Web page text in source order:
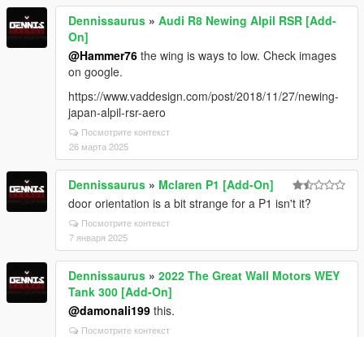
Dennissaurus » Audi R8 Newing Alpil RSR [Add-
On]
@Hammer76 the wing is ways to low. Check images
on google.
https://www.vaddesign.com/post/2018/11/27/newing-
japan-alpil-rsr-aero
Посмотрите контекст
26 марта 2025
Dennissaurus » Mclaren P1 [Add-On]
door orientation is a bit strange for a P1 isn't it?
Посмотрите контекст
7 января 2025
Dennissaurus » 2022 The Great Wall Motors WEY
Tank 300 [Add-On]
@damonali199 this.
Посмотрите контекст